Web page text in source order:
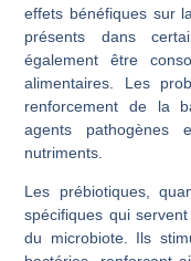
effets bénéfiques sur
présents dans
également être
alimentaires. Les
renforcement de la
agents pathogènes
nutriments.
Les prébiotiques,
spécifiques qui
du microbiote. Ils